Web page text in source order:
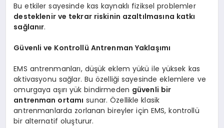
Bu etkiler sayesinde kas kaynaklı fiziksel problemler
desteklenir ve tekrar riskinin azaltılmasına katkı
sağlanır.
Güvenli ve Kontrollü Antrenman Yaklaşımı
EMS antrenmanları, düşük eklem yükü ile yüksek kas
aktivasyonu sağlar. Bu özelliği sayesinde eklemlere ve
omurgaya aşırı yük bindirmeden güvenli bir
antrenman ortamı sunar. Özellikle klasik
antrenmanlarda zorlanan bireyler için EMS, kontrollü
bir alternatif oluşturur.